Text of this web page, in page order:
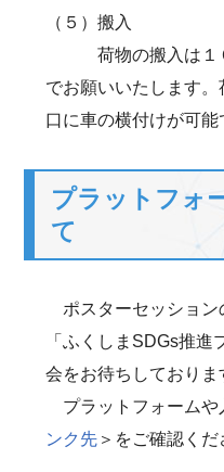
（５）搬入
荷物の搬入は１０
でお願いいたします
口に車の横付けが可能
プラットフォ
て
ポスターセッション
「ふくしまSDGs推進
会をお待ちしておりま
プラットフォームや
ンク先 ＞をご確認くだ